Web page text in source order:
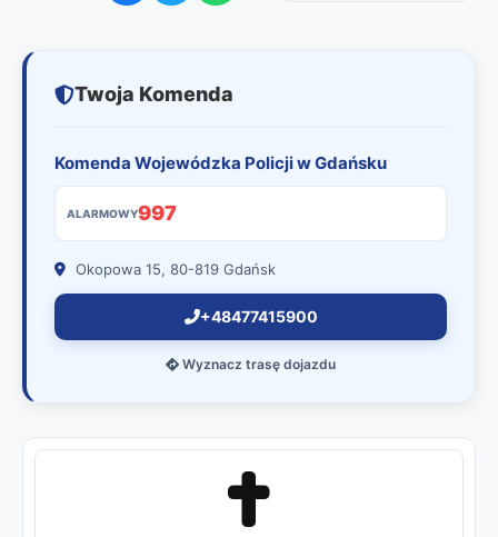
Twoja Komenda
Komenda Wojewódzka Policji w Gdańsku
ALARMOWY997
Okopowa 15, 80-819 Gdańsk
+48477415900
Wyznacz trasę dojazdu